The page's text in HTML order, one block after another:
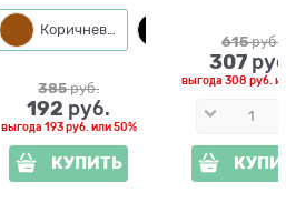
Черный Коричневый
385 руб.
192 руб.
выгода 193 руб. или50%
КУПИТЬ
615 руб.
307
выгода308 руб.